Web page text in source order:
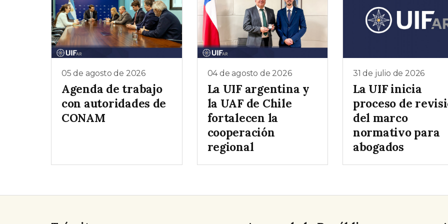
05 de agosto de 2026
Agenda de trabajo
con autoridades de
CONAM
04 de agosto de 2026
La UIF argentina y
la UAF de Chile
fortalecen la
cooperación
regional
31 de julio de 2026
La UIF inicia
proceso de
del marco
normativo para
abogados